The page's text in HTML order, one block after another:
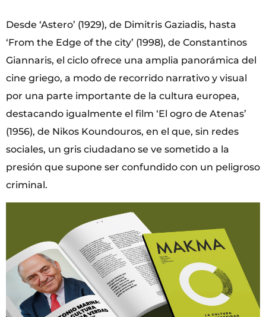
Desde ‘Astero’ (1929), de Dimitris Gaziadis, hasta
‘From the Edge of the city’ (1998), de Constantinos
Giannaris, el ciclo ofrece una amplia panorámica del
cine griego, a modo de recorrido narrativo y visual
por una parte importante de la cultura europea,
destacando igualmente el film ‘El ogro de Atenas’
(1956), de Nikos Koundouros, en el que, sin redes
sociales, un gris ciudadano se ve sometido a la
presión que supone ser confundido con un peligroso
criminal.